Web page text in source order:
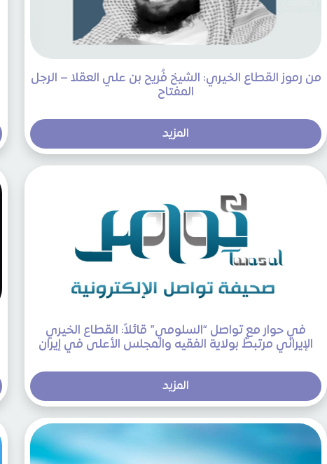
من رموز القطاع الخيري: الشيخ فُريح بن علي العقلا – الرجل
المفتاح
المزيد
في حوار مع تواصل “السلومي” قائلاً: القطاع الخيري
الإيراني مرتبطٌ بولاية الفقيه والمجلس الأعلى في إيران
المزيد